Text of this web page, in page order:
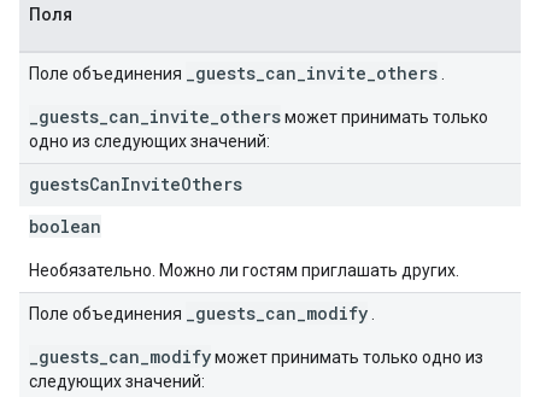
Поля
Поле объединения _guests_can_invite_others
_guests_can_invite_othersможет принимать только
одно из следующих значений:
guestsCanInviteOthers
boolean
Необязательно. Можно ли гостям приглашать других.
Поле объединения _guests_can_modify
_guests_can_modifyможет принимать только одно из
следующих значений: